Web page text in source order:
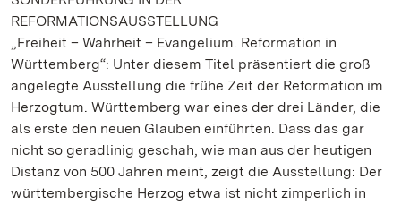
REFORMATIONSAUSSTELLUNG
„Freiheit – Wahrheit – Evangelium. Reformation in
Württemberg“: Unter diesem Titel präsentiert die groß
angelegte Ausstellung die frühe Zeit der Reformation im
Herzogtum. Württemberg war eines der drei Länder, die
als erste den neuen Glauben einführten. Dass das gar
nicht so geradlinig geschah, wie man aus der heutigen
Distanz von 500 Jahren meint, zeigt die Ausstellung: Der
württembergische Herzog etwa ist nicht zimperlich in